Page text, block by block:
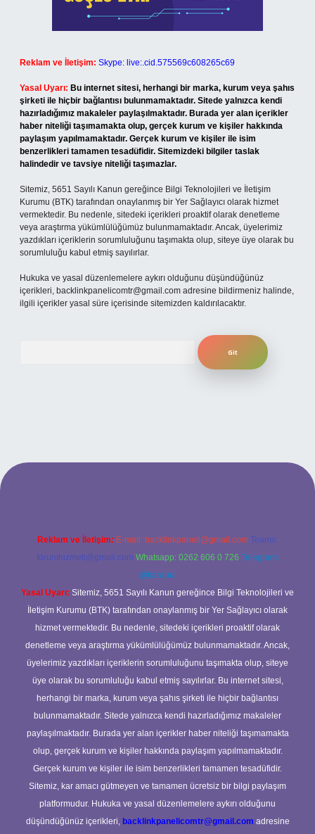
Reklam ve İletişim: Skype: live:.cid.575569c608265c69
Yasal Uyarı: Bu internet sitesi, herhangi bir marka, kurum veya şahıs
şirketi ile hiçbir bağlantısı bulunmamaktadır. Sitede yalnızca kendi
hazırladığımız makaleler paylaşılmaktadır. Burada yer alan içerikler
haber niteliği taşımamakta olup, gerçek kurum ve kişiler hakkında
paylaşım yapılmamaktadır. Gerçek kurum ve kişiler ile isim
benzerlikleri tamamen tesadüfidir. Sitemizdeki bilgiler taslak
halindedir ve tavsiye niteliği taşımazlar.
Sitemiz, 5651 Sayılı Kanun gereğince Bilgi Teknolojileri ve İletişim
Kurumu (BTK) tarafından onaylanmış bir Yer Sağlayıcı olarak hizmet
vermektedir. Bu nedenle, sitedeki içerikleri proaktif olarak denetleme
veya araştırma yükümlülüğümüz bulunmamaktadır. Ancak, üyelerimiz
yazdıkları içeriklerin sorumluluğunu taşımakta olup, siteye üye olarak bu
sorumluluğu kabul etmiş sayılırlar.
Hukuka ve yasal düzenlemelere aykırı olduğunu düşündüğünüz
içerikleri, backlinkpanelicomtr@gmail.com adresine bildirmeniz halinde,
ilgili içerikler yasal süre içerisinde sitemizden kaldırılacaktır.
Reklam ve İletişim: E-mail: backlinkpaneli@gmail.com Teams:
forumhizmeti@gmail.com Whatsapp: 0262 606 0 726 Telegram:
@karabul
Yasal Uyarı: Sitemiz, 5651 Sayılı Kanun gereğince Bilgi Teknolojileri ve
İletişim Kurumu (BTK) tarafından onaylanmış bir Yer Sağlayıcı olarak
hizmet vermektedir. Bu nedenle, sitedeki içerikleri proaktif olarak
denetleme veya araştırma yükümlülüğümüz bulunmamaktadır. Ancak,
üyelerimiz yazdıkları içeriklerin sorumluluğunu taşımakta olup, siteye
üye olarak bu sorumluluğu kabul etmiş sayılırlar. Bu internet sitesi,
herhangi bir marka, kurum veya şahıs şirketi ile hiçbir bağlantısı
bulunmamaktadır. Sitede yalnızca kendi hazırladığımız makaleler
paylaşılmaktadır. Burada yer alan içerikler haber niteliği taşımamakta
olup, gerçek kurum ve kişiler hakkında paylaşım yapılmamaktadır.
Gerçek kurum ve kişiler ile isim benzerlikleri tamamen tesadüfidir.
Sitemiz, kar amacı gütmeyen ve tamamen ücretsiz bir bilgi paylaşım
platformudur. Hukuka ve yasal düzenlemelere aykırı olduğunu
düşündüğünüz içerikleri, backlinkpanelicomtr@gmail.com adresine